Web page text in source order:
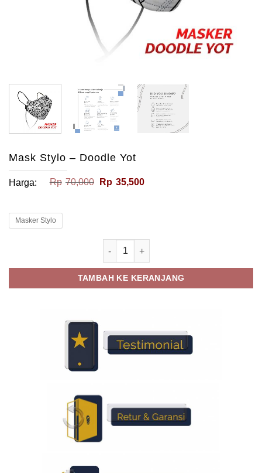
Mask Stylo – Doodle Yot
Harga: Rp 70,000 Harga
Rp 35,500Harga
Masker Stylo
Kuantitas Mask Stylo - Doodle Yot
TAMBAH KE KERANJANG